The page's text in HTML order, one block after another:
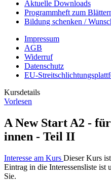
Aktuelle Downloads
Programmheft zum
Bildung schenken /
Impressum
AGB
Widerruf
Datenschutz
EU-
Kursdetails
Vorlesen
A New Start A2 -
innen - Teil II
Interesse am Kurs Dieser Kurs
Eintrag in die Interessensliste
Sie.